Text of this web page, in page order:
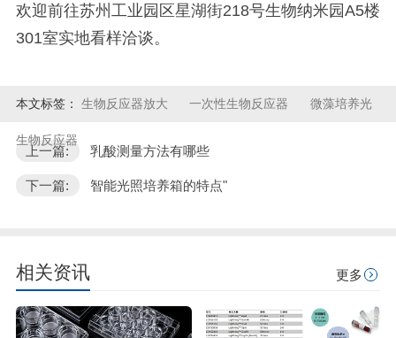
欢迎前往苏州工业园区星湖街218号生物纳米园A5楼
301室实地看样洽谈。
本文标签： 生物反应器放大 一次性生物反应器 微藻培养光
生物反应器
上一篇: 乳酸测量方法有哪些
下一篇: 智能光照培养箱的特点"
相关资讯 更多